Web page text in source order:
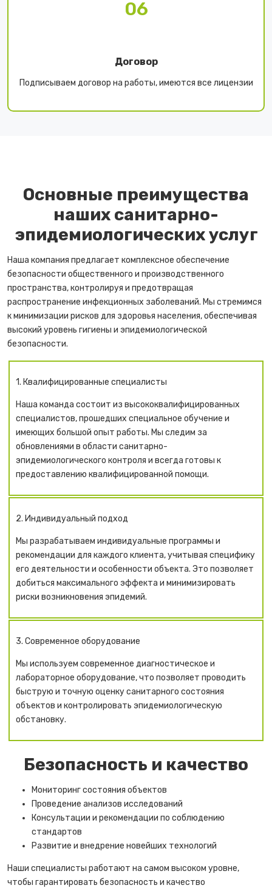
06
Договор
Подписываем договор на работы, имеются все лицензии
Основные преимущества
наших санитарно-
эпидемиологических услуг
Наша компания предлагает комплексное обеспечение
безопасности общественного и производственного
пространства, контролируя и предотвращая
распространение инфекционных заболеваний. Мы стремимся
к минимизации рисков для здоровья населения, обеспечивая
высокий уровень гигиены и эпидемиологической
безопасности.
1. Квалифицированные специалисты
Наша команда состоит из высококвалифицированных
специалистов, прошедших специальное обучение и
имеющих большой опыт работы. Мы следим за
обновлениями в области санитарно-
эпидемиологического контроля и всегда готовы к
предоставлению квалифицированной помощи.
2. Индивидуальный подход
Мы разрабатываем индивидуальные программы и
рекомендации для каждого клиента, учитывая специфику
его деятельности и особенности объекта. Это позволяет
добиться максимального эффекта и минимизировать
риски возникновения эпидемий.
3. Современное оборудование
Мы используем современное диагностическое и
лабораторное оборудование, что позволяет проводить
быструю и точную оценку санитарного состояния
объектов и контролировать эпидемиологическую
обстановку.
Безопасность и качество
Мониторинг состояния объектов
Проведение анализов исследований
Консультации и рекомендации по соблюдению
стандартов
Развитие и внедрение новейших технологий
Наши специалисты работают на самом высоком уровне,
чтобы гарантировать безопасность и качество